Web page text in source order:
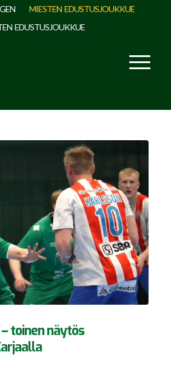
MIESTEN EDUSTUSJOUKKUE
EDUSTUSJOUKKUE
toinen näytös